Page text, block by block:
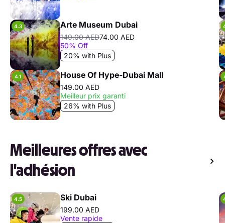
4.3 Arte Museum Dubai
149.00 AED74.00 AED
50% Off
20% with Plus
4.1 House Of Hype-Dubai Mall
149.00 AED
Meilleur prix garanti
26% with Plus
Meilleures offres avec
l'adhésion
4.5 Ski Dubai
199.00 AED
Vente rapide